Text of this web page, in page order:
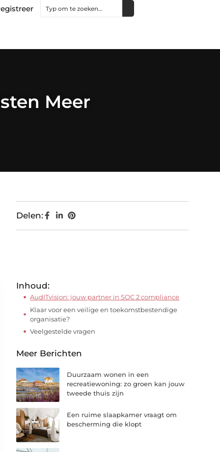
Meer
Delen:
Inhoud:
AudITvision: jouw partner in SOC 2 compliance
Klaar voor een veilige en toekomstbestendige
organisatie?
Veelgestelde vragen
Meer Berichten
Duurzaam wonen in een
recreatiewoning: zo groen kan jouw
tweede thuis zijn
Een ruime slaapkamer vraagt om
bescherming die klopt